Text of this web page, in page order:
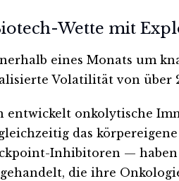
Wette mit
eines Monats um
Volatilität von über
entwickelt onkolytische
das
Inhibitoren —
die ihre